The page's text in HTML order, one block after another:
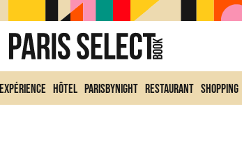
Expérience Hôtel ParisByNight Restaurant Shopping